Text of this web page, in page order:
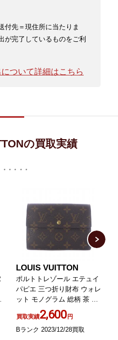
付先＝現住所に当たりま
が完了しているものをご利
ついて詳細はこちら
の買取実績
LOUIS VUITTON
ポルトトレゾール エテュイ
パピエ 三つ折り財布 ウォレ
ット モノグラム 総柄 茶 ブ
ラウン M61202
買取実績2,600円
Bランク 2023/12/28買取